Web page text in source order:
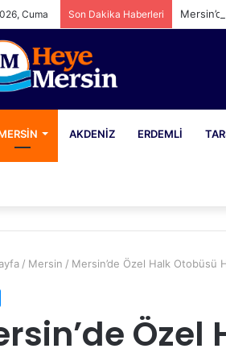
Cuma Son Dakika Haberleri
AKDENIZ ERDEMLI
/ Mersin / Mersin’de Özel Halk Otobüsü